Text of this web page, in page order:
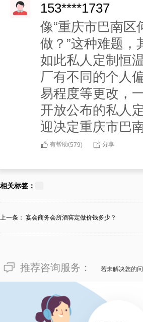
153****1737
像“重庆市巴南
做？”这种难题
如此私人定制恒
厂有不同的个人
易程度等更改，
开放公布的私人
迎决定重庆市巴
有帮助(579) 分享
181****8588
温恒湿酒窖定做
恒湿酒窖定做的
个人偏好，涵盖
酒柜酒窖公司，
价开放公布，可
有帮助(363 分享
相关标签：
上一条： 宴会商务会所酒窖定做价钱多少？
推荐咨询服务： 若未解决您的